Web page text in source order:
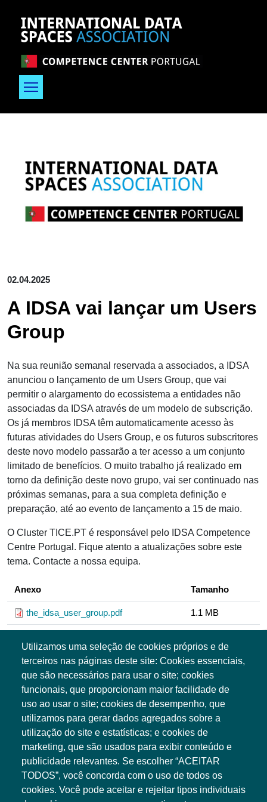
02.04.2025
A IDSA vai lançar um Users
Group
Na sua reunião semanal reservada a associados, a IDSA
anunciou o lançamento de um Users Group, que vai
permitir o alargamento do ecossistema a entidades não
associadas da IDSA através de um modelo de subscrição.
Os já membros IDSA têm automaticamente acesso às
futuras atividades do Users Group, e os futuros subscritores
deste novo modelo passarão a ter acesso a um conjunto
limitado de benefícios. O muito trabalho já realizado em
torno da definição deste novo grupo, vai ser continuado nas
próximas semanas, para a sua completa definição e
preparação, até ao evento de lançamento a 15 de maio.
O Cluster TICE.PT é responsável pelo IDSA Competence
Centre Portugal. Fique atento a atualizações sobre este
tema. Contacte a nossa equipa.
Anexo Tamanho
the_idsa_user_group.pdf 1.1 MB
Utilizamos uma seleção de cookies próprios e de
terceiros nas páginas deste site: Cookies essenciais,
que são necessários para usar o site; cookies
funcionais, que proporcionam maior facilidade de
uso ao usar o site; cookies de desempenho, que
utilizamos para gerar dados agregados sobre a
utilização do site e estatísticas; e cookies de
marketing, que são usados para exibir conteúdo e
publicidade relevantes. Se escolher “ACEITAR
TODOS”, você concorda com o uso de todos os
cookies. Você pode aceitar e rejeitar tipos individuais
Associação TICE.PT
Edifício Central
PCI - Creative Science Park Aveiro Region
Via do Conhecimento